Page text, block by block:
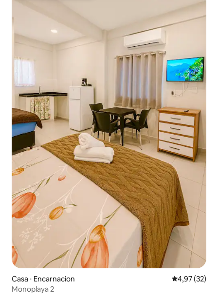
Casa ⋅ Encarnacion 4,97 de uma
4,97 (32)
Monoplaya 2